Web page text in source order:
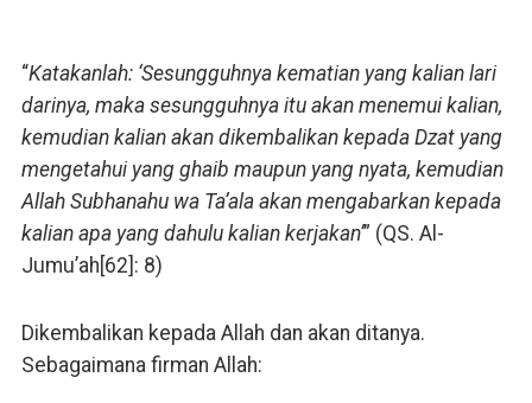
“Katakanlah: ‘Sesungguhnya kematian yang kalian lari
darinya, maka sesungguhnya itu akan menemui kalian,
kemudian kalian akan dikembalikan kepada Dzat yang
mengetahui yang ghaib maupun yang nyata, kemudian
Allah Subhanahu wa Ta’ala akan mengabarkan kepada
kalian apa yang dahulu kalian kerjakan’” (QS. Al-
Jumu’ah[62]: 8)
Dikembalikan kepada Allah dan akan ditanya.
Sebagaimana firman Allah: